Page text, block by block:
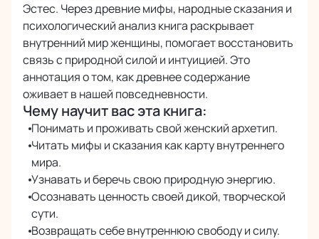
Эстес. Через древние мифы, народные сказания и
психологический анализ книга раскрывает
внутренний мир женщины, помогает восстановить
связь с природной силой и интуицией. Это
аннотация о том, как древнее содержание
оживает в нашей повседневности.
Чему научит вас эта книга:
Понимать и проживать свой женский архетип.
Читать мифы и сказания как карту внутреннего
мира.
Узнавать и беречь свою природную энергию.
Осознавать ценность своей дикой, творческой
сути.
Возвращать себе внутреннюю свободу и силу.